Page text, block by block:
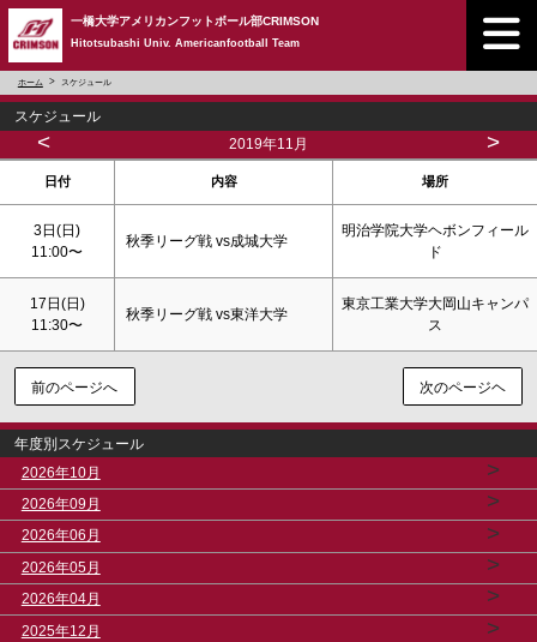
一橋大学アメリカンフットボール部CRIMSON
Hitotsubashi Univ. Americanfootball Team
ホーム スケジュール
スケジュール
< 2019年11月 >
日付 内容 場所
3日(日)
11:00〜
秋季リーグ戦 vs成城大学
明治学院大学ヘボンフィール
ド
17日(日)
11:30〜
秋季リーグ戦 vs東洋大学
東京工業大学大岡山キャンパ
ス
前のページへ 次のページヘ
年度別スケジュール
2026年10月
>
2026年09月 >
2026年06月 >
2026年05月 >
2026年04月 >
2025年12月 >